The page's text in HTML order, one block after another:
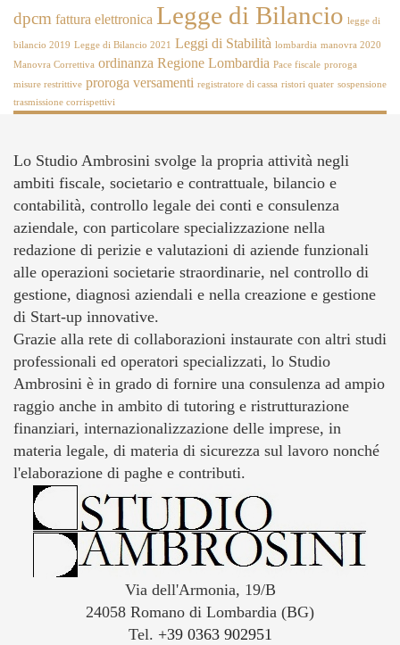
dpcm fattura elettronica Legge di Bilancio legge di
bilancio 2019 Legge di Bilancio 2021 Leggi di Stabilità lombardia manovra 2020
Manovra Correttiva ordinanza Regione Lombardia Pace fiscale proroga
misure restrittive proroga versamenti registratore di cassa ristori quater sospensione
trasmissione corrispettivi
Lo Studio Ambrosini svolge la propria attività negli
ambiti fiscale, societario e contrattuale, bilancio e
contabilità, controllo legale dei conti e consulenza
aziendale, con particolare specializzazione nella
redazione di perizie e valutazioni di aziende funzionali
alle operazioni societarie straordinarie, nel controllo di
gestione, diagnosi aziendali e nella creazione e gestione
di Start-up innovative.
Grazie alla rete di collaborazioni instaurate con altri studi
professionali ed operatori specializzati, lo Studio
Ambrosini è in grado di fornire una consulenza ad ampio
raggio anche in ambito di tutoring e ristrutturazione
finanziari, internazionalizzazione delle imprese, in
materia legale, di materia di sicurezza sul lavoro nonché
l'elaborazione di paghe e contributi.
Via dell'Armonia, 19/B
24058 Romano di Lombardia (BG)
Tel. +39 0363 902951